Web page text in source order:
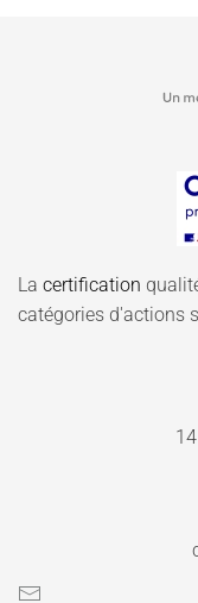
La certification
catégories d'actions